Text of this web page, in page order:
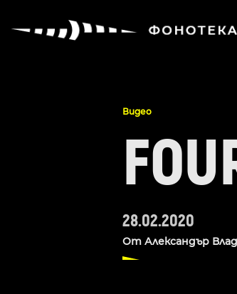
Видео
28.02.2020
От Александър